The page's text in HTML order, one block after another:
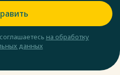
на обработку
данных